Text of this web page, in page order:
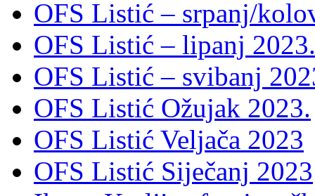
OFS Listić – srpanj/
OFS Listić – lipanj 2023.
OFS Listić – svibanj
OFS Listić Ožujak 2023.
OFS Listić Veljača 2023
OFS Listić Siječanj 2023